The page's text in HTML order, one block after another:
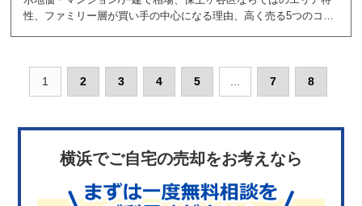
性、ファミリー層が買い手の中心になる理由、高く売る5つのコツ
1 2 3 4 5 7 8
横浜でご自宅の売却をお考えなら